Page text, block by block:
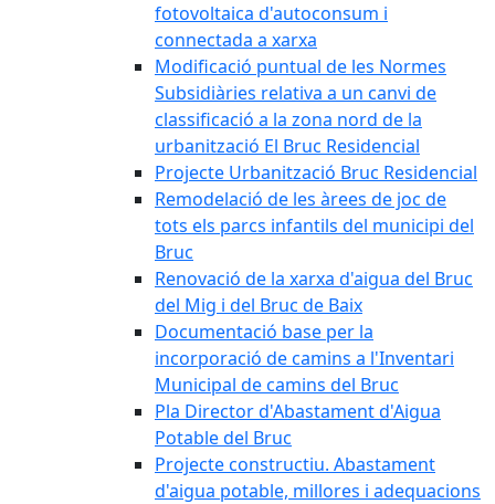
fotovoltaica d'autoconsum i
connectada a xarxa
Modificació puntual de les Normes
Subsidiàries relativa a un canvi de
classificació a la zona nord de la
urbanització El Bruc Residencial
Projecte Urbanització Bruc Residencial
Remodelació de les àrees de joc de
tots els parcs infantils del municipi del
Bruc
Renovació de la xarxa d'aigua del Bruc
del Mig i del Bruc de Baix
Documentació base per la
incorporació de camins a l'Inventari
Municipal de camins del Bruc
Pla Director d'Abastament d'Aigua
Potable del Bruc
Projecte constructiu. Abastament
d'aigua potable, millores i adequacions